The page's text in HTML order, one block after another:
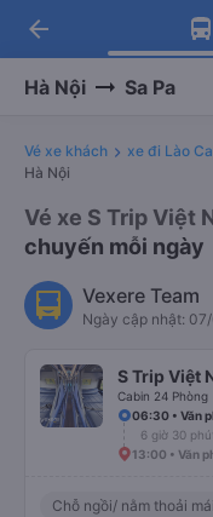
Tải
Nhận
Tải
-30k/
arrow_back
Hà Nội Sa Pa
Vé xe khách xe đi Lào
Hà Nội
Vé xe S Trip Việt
chuyến mỗi ngày
Vexere Team
Ngày cập nhật:
S Trip Việt
Cabin 24 Phòng
06:30 • Văn
6 giờ 30 phút
13:00 • Văn
Chỗ ngồi/ nằm thoải mái